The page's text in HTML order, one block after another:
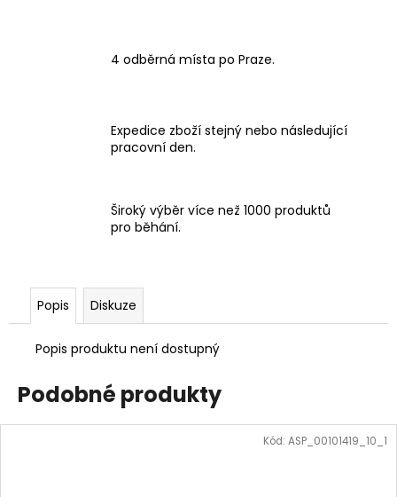
4 odběrná místa po Praze.
Expedice zboží stejný nebo následující
pracovní den.
Široký výběr více než 1000 produktů
pro běhání.
Popis Diskuze
Popis produktu není dostupný
Podobné produkty
Kód: ASP_00101419_10_1